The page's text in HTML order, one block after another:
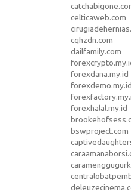
celticaweb.com
cqhzdn.com
dailfamily.com
forexdana.my.id
forexdemo.my.id
forexhalal.my.id
bswproject.com